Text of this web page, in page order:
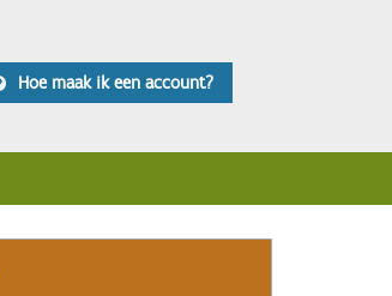
Hoe maak ik een account?